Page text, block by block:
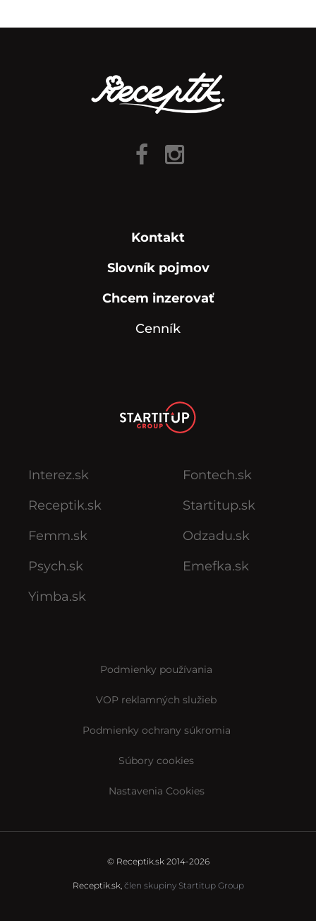
Kontakt
Slovník pojmov
Chcem inzerovať
Cenník
Interez.sk
Receptik.sk
Femm.sk
Psych.sk
Yimba.sk
Fontech.sk
Startitup.sk
Odzadu.sk
Emefka.sk
Podmienky používania
VOP reklamných služieb
Podmienky ochrany súkromia
Súbory cookies
Nastavenia Cookies
© Receptik.sk 2014-2026
Receptik.sk, člen skupiny Startitup Group